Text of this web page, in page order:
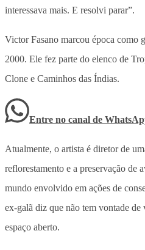
interessava mais. E resolvi parar”.
Victor Fasano marcou época como
2000. Ele fez parte do elenco de
Clone e Caminhos das Índias.
Entre no canal de
Atualmente, o artista é diretor de
reflorestamento e a preservação de
mundo envolvido em ações de
ex-galã diz que não tem vontade de
espaço aberto.